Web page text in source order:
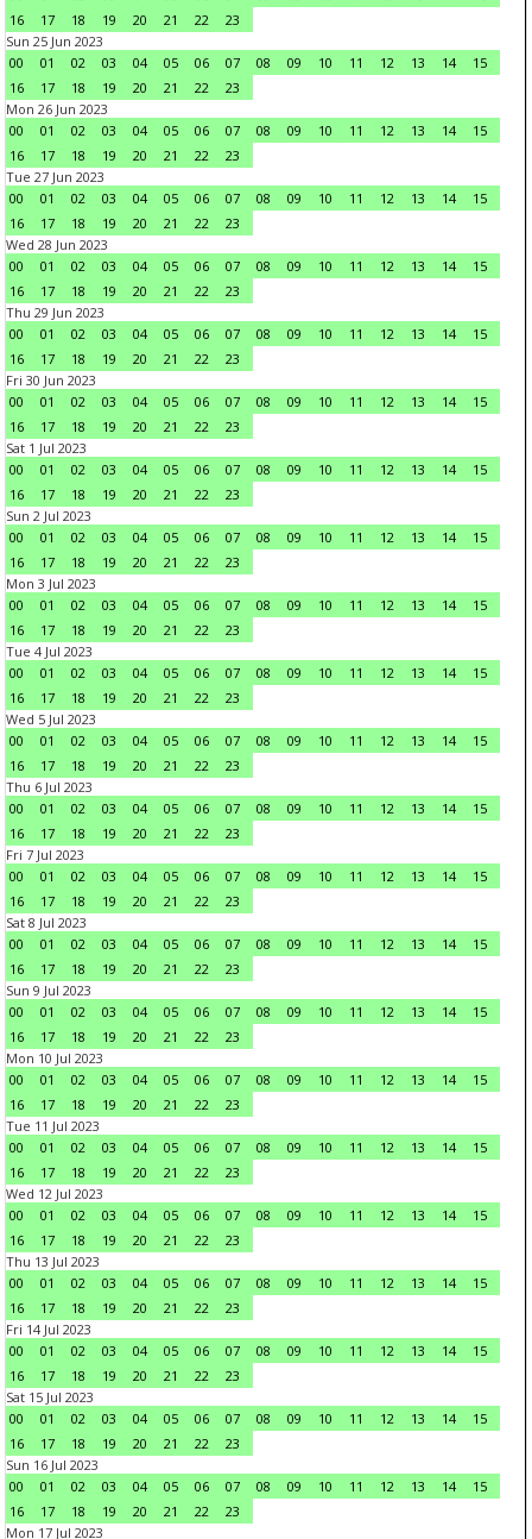
16
17 18 19 20 21 22
23
Sun 25 Jun 2023
00
01 02 03 04 05 06 07 08 09 10 11 12 13 14
15
16
17 18 19 20 21 22
23
Mon 26 Jun 2023
00
01 02 03 04 05 06 07 08 09 10 11 12 13 14
15
16
17 18 19 20 21 22
23
Tue 27 Jun 2023
00
01 02 03 04 05 06 07 08 09 10 11 12 13 14
15
16
17 18 19 20 21 22
23
Wed 28 Jun 2023
00
01 02 03 04 05 06 07 08 09 10 11 12 13 14
15
16
17 18 19 20 21 22
23
Thu 29 Jun 2023
00
01 02 03 04 05 06 07 08 09 10 11 12 13 14
15
16
17 18 19 20 21 22
23
Fri 30 Jun 2023
00
01 02 03 04 05 06 07 08 09 10 11 12 13 14
15
16
17 18 19 20 21 22
23
Sat 1 Jul 2023
00
01 02 03 04 05 06 07 08 09 10 11 12 13 14
15
16
17 18 19 20 21 22
23
Sun 2 Jul 2023
00
01 02 03 04 05 06 07 08 09 10 11 12 13 14
15
16
17 18 19 20 21 22
23
Mon 3 Jul 2023
00
01 02 03 04 05 06 07 08 09 10 11 12 13 14
15
16
17 18 19 20 21 22
23
Tue 4 Jul 2023
00
01 02 03 04 05 06 07 08 09 10 11 12 13 14
15
16
17 18 19 20 21 22
23
Wed 5 Jul 2023
00
01 02 03 04 05 06 07 08 09 10 11 12 13 14
15
16
17 18 19 20 21 22
23
Thu 6 Jul 2023
00
01 02 03 04 05 06 07 08 09 10 11 12 13 14
15
16
17 18 19 20 21 22
23
Fri 7 Jul 2023
00
01 02 03 04 05 06 07 08 09 10 11 12 13 14
15
16
17 18 19 20 21 22
23
Sat 8 Jul 2023
00
01 02 03 04 05 06 07 08 09 10 11 12 13 14
15
16
17 18 19 20 21 22
23
Sun 9 Jul 2023
00
01 02 03 04 05 06 07 08 09 10 11 12 13 14
15
16
17 18 19 20 21 22
23
Mon 10 Jul 2023
00
01 02 03 04 05 06 07 08 09 10 11 12 13 14
15
16
17 18 19 20 21 22
23
Tue 11 Jul 2023
00
01 02 03 04 05 06 07 08 09 10 11 12 13 14
15
16
17 18 19 20 21 22
23
Wed 12 Jul 2023
00
01 02 03 04 05 06 07 08 09 10 11 12 13 14
15
16
17 18 19 20 21 22
23
Thu 13 Jul 2023
00
01 02 03 04 05 06 07 08 09 10 11 12 13 14
15
16
17 18 19 20 21 22
23
Fri 14 Jul 2023
00
01 02 03 04 05 06 07 08 09 10 11 12 13 14
15
16
17 18 19 20 21 22
23
Sat 15 Jul 2023
00
01 02 03 04 05 06 07 08 09 10 11 12 13 14
15
16
17 18 19 20 21 22
23
Sun 16 Jul 2023
00
01 02 03 04 05 06 07 08 09 10 11 12 13 14
15
16
17 18 19 20 21 22
23
Mon 17 Jul 2023